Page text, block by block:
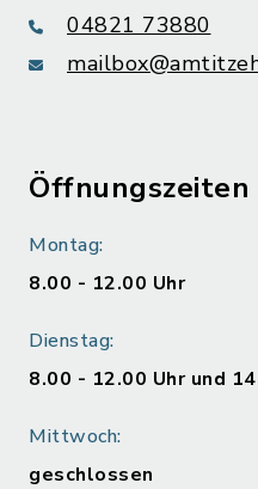
04821 73880
Öffnungszeiten
Montag:
8.00 - 12.00 Uhr
Dienstag:
8.00 - 12.00 Uhr und
Mittwoch:
geschlossen